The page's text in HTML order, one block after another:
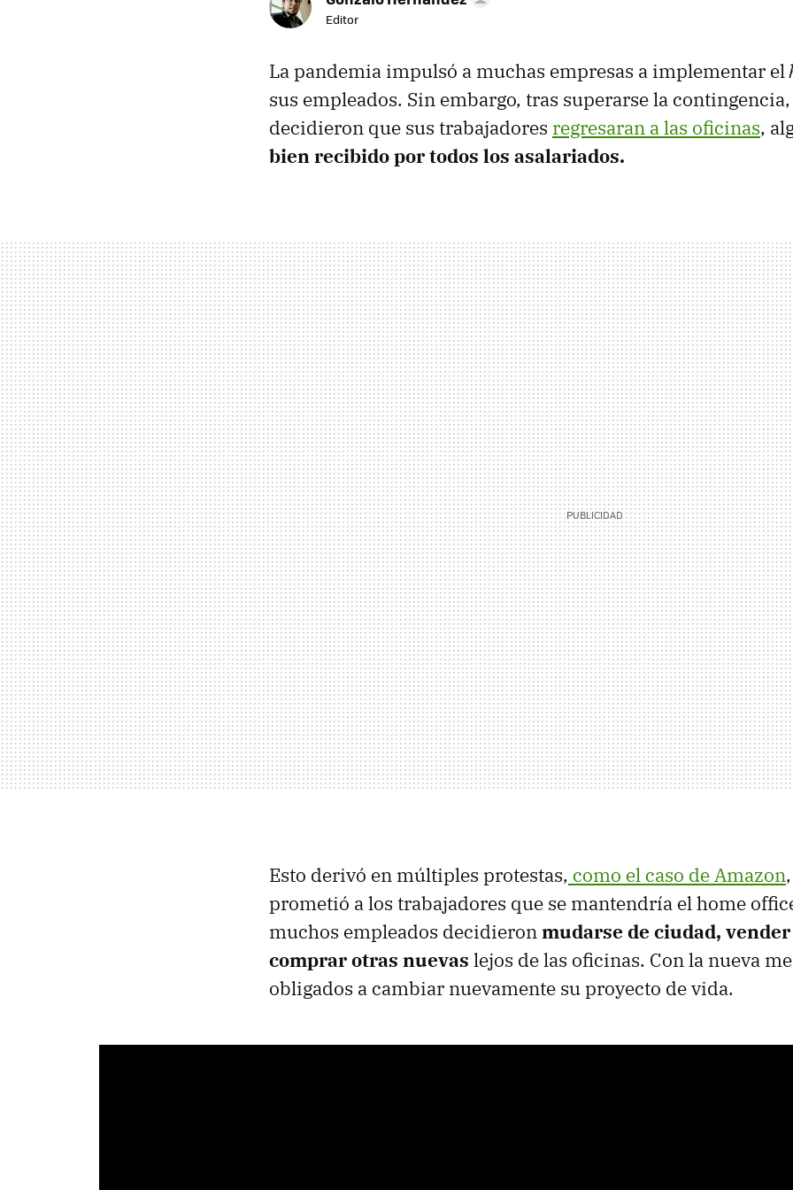
Editor
La pandemia impulsó a muchas empresas a implementar el
sus empleados. Sin embargo, tras superarse la
decidieron que sus trabajadores regresaran a las oficinas,
bien recibido por todos los asalariados.
Esto derivó en múltiples protestas, como el caso de Amazon
prometió a los trabajadores que se mantendría el home
muchos empleados decidieronmudarse de ciudad, vender
comprar otras nuevas lejos de las oficinas. Con la nueva
obligados a cambiar nuevamente su proyecto de vida.